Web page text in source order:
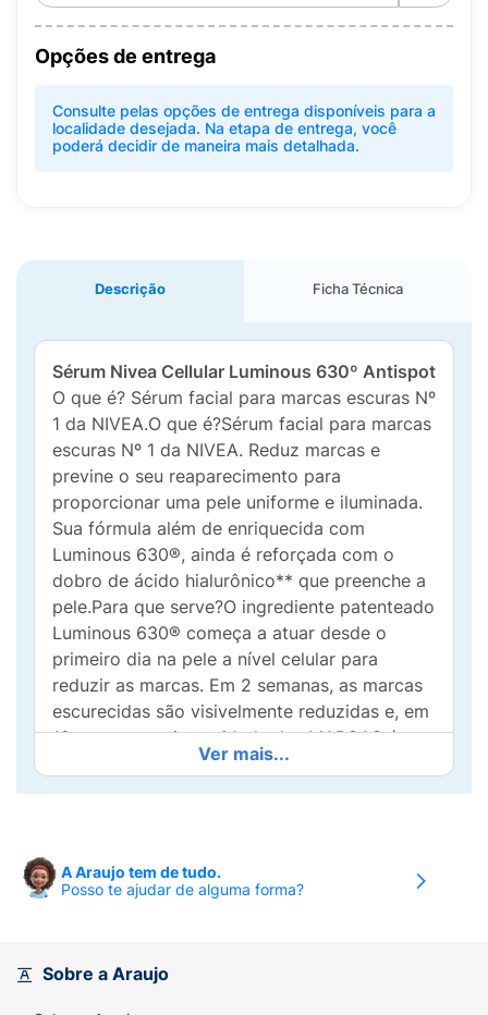
Opções de entrega
Consulte pelas opções de entrega disponíveis para a
localidade desejada. Na etapa de entrega, você
poderá decidir de maneira mais detalhada.
Descrição Ficha Técnica
Sérum Nivea Cellular Luminous 630º Antispot
O que é? Sérum facial para marcas escuras Nº
1 da NIVEA.O que é?Sérum facial para marcas
escuras Nº 1 da NIVEA. Reduz marcas e
previne o seu reaparecimento para
proporcionar uma pele uniforme e iluminada.
Sua fórmula além de enriquecida com
Luminous 630®, ainda é reforçada com o
dobro de ácido hialurônico** que preenche a
pele.Para que serve?O ingrediente patenteado
Luminous 630® começa a atuar desde o
primeiro dia na pele a nível celular para
reduzir as marcas. Em 2 semanas, as marcas
escurecidas são visivelmente reduzidas e, em
12 semanas, a intensidade das MARCAS é
reduzida em até 71%. Luminous 630® tem um
efeito antimarcas para todos os tipos de
hialurônico**- Pele do rosto mais uniforme e
iluminada- Atua na pele a nível celular para
75% confirmam "Este produto tem a maior
Ver mais...
A Araujo tem de tudo.
Posso te ajudar de alguma forma?
Sobre a Araujo